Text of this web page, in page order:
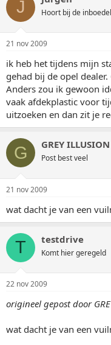
J Hoort bij de inboedel
21 nov 2009
ik heb het tijdens mijn
gehad bij de opel
Anders zou ik gewoon
vaak afdekplastic voor
uitzoeken en dan zit je
G GREY ILLUSION
Post best veel
21 nov 2009
wat dacht je van een
T testdrive
Komt hier geregeld
22 nov 2009
origineel gepost door
wat dacht je van een